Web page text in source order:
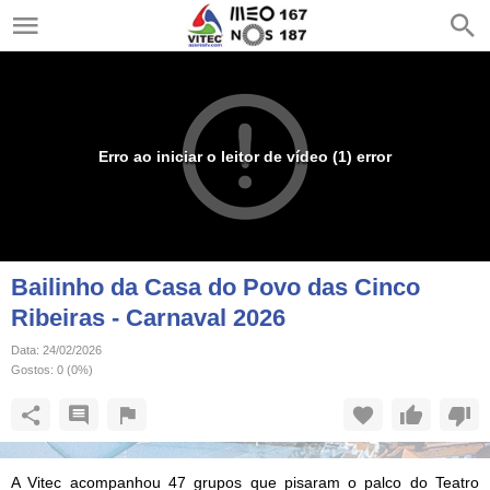
Erro ao iniciar o leitor de vídeo (1) error
Bailinho da Casa do Povo das Cinco
Ribeiras - Carnaval 2026
Data: 24/02/2026
Gostos: 0 (0%)
A Vitec acompanhou 47 grupos que pisaram o palco do Teatro